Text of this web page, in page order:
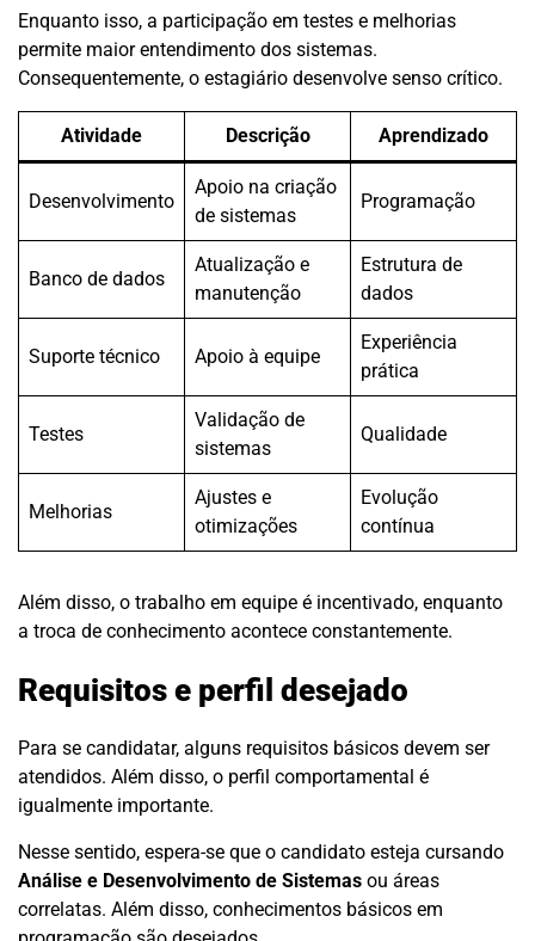
Enquanto isso, a participação em testes e melhorias
permite maior entendimento dos sistemas.
Consequentemente, o estagiário desenvolve senso crítico.
Atividade Descrição Aprendizado
Desenvolvimento
Apoio na criação
de sistemas
Programação
Banco de dados
Atualização e
manutenção
Estrutura de
dados
Suporte técnico Apoio à equipe
Experiência
prática
Testes
Validação de
sistemas
Qualidade
Melhorias
Ajustes e
otimizações
Evolução
contínua
Além disso, o trabalho em equipe é incentivado, enquanto
a troca de conhecimento acontece constantemente.
Requisitos e perfil desejado
Para se candidatar, alguns requisitos básicos devem ser
atendidos. Além disso, o perfil comportamental é
igualmente importante.
Nesse sentido, espera-se que o candidato esteja cursando
Análise e Desenvolvimento de Sistemas ou áreas
correlatas. Além disso, conhecimentos básicos em